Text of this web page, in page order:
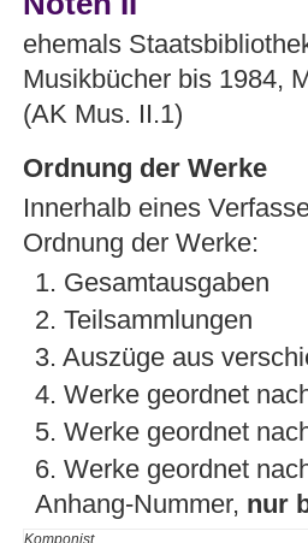
ehemals
Musikbücher bis 1984,
(AK Mus. II.1)
Ordnung der Werke
Innerhalb eines
Ordnung der Werke:
1. Gesamtausgaben
2. Teilsammlungen
3. Auszüge aus
4. Werke geordnet
5. Werke geordnet
6. Werke geordnet
Anhang-Nummer, nur
Komponist